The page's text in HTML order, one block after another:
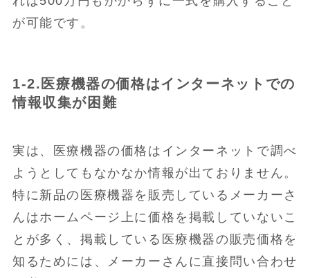
が可能です。
1-2.医療機器の価格はインターネットでの
情報収集が困難
実は、医療機器の価格はインターネットで調べ
ようとしてもなかなか情報が出ておりません。
特に新品の医療機器を販売しているメーカーさ
んはホームページ上に価格を掲載していないこ
とが多く、掲載している医療機器の販売価格を
知るためには、メーカーさんに直接問い合わせ